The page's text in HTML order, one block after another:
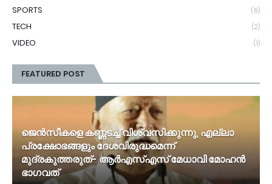
SPORTS (6)
TECH (2)
VIDEO (1)
FEATURED POST
ജെൻസീകളെ കണ്ണടച്ച് വിശ്വസിക്കുന്നു, എല്ലാ
പ്രക്ഷോഭങ്ങളും ദേശവിരുദ്ധമെന്ന്
മുദ്രകുത്തരുത്- ആർഎസ്എസ് മേധാവി മോഹൻ
ഭാ​ഗവത്